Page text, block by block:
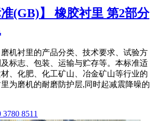
准(GB)】 橡胶衬里 第2部分
机衬里的产品分类、技术要求、试验方
标志、包装、运输与贮存等。本标准适
、化肥、化工矿山、冶金矿山等行业的
为磨机的耐磨防护层,同时起减震降噪的
8511